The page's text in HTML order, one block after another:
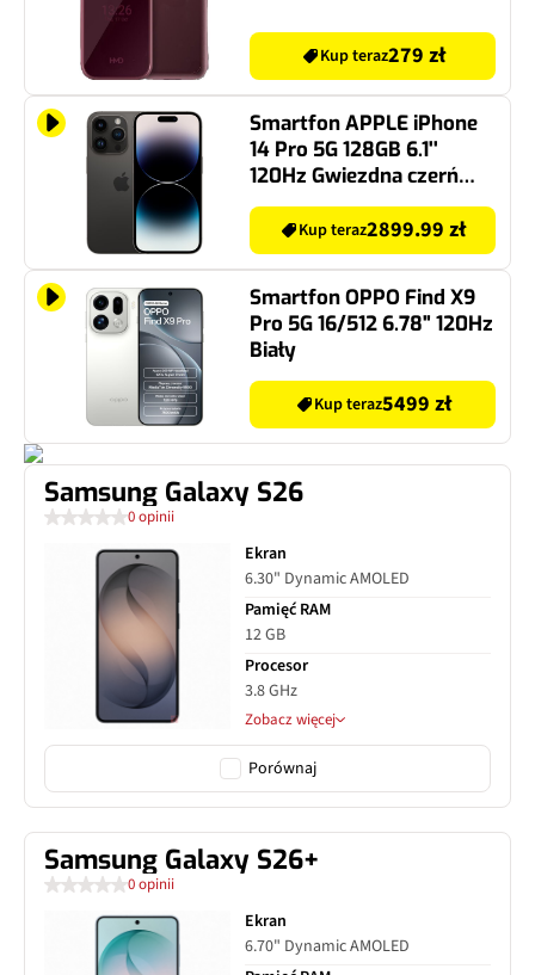
Kup teraz279 zł
Smartfon APPLE iPhone
14 Pro 5G 128GB 6.1''
120Hz Gwiezdna czerń
(CPO)
Kup teraz2899.99 zł
Smartfon OPPO Find X9
Pro 5G 16/512 6.78" 120Hz
Biały
Kup teraz5499 zł
Samsung Galaxy S26
0 opinii
Ekran
6.30" Dynamic AMOLED
Pamięć RAM
12 GB
Procesor
3.8 GHz
Zobacz więcej
Porównaj
Samsung Galaxy S26+
0 opinii
Ekran
6.70" Dynamic AMOLED